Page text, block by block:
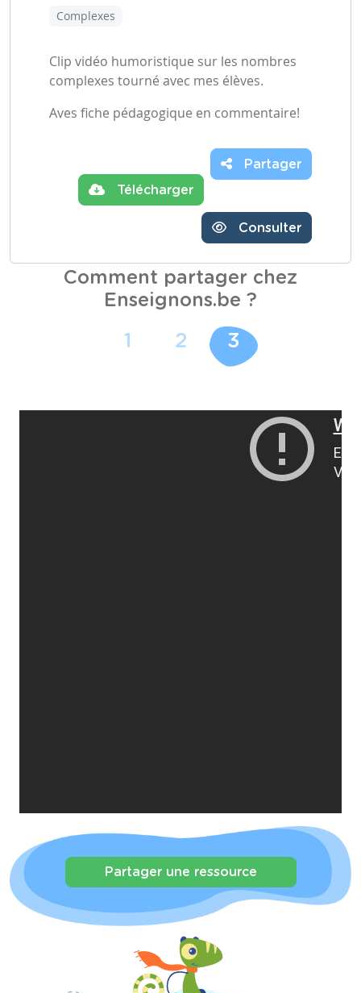
Complexes
Clip vidéo humoristique sur les nombres
complexes tourné avec mes élèves.
Aves fiche pédagogique en commentaire!
Télécharger
Partager
Consulter
Comment partager chez
Enseignons.be ?
1 2 3
Partager une ressource